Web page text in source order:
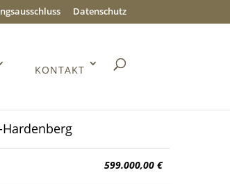
Datenschutz
KONTAKT
599.000,00 €